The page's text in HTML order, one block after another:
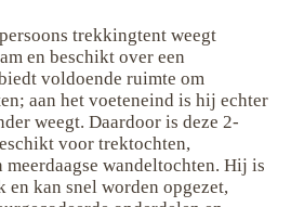
trekkingtent weegt
en beschikt over een
voldoende ruimte om
aan het voeteneind is hij echter
weegt. Daardoor is deze 2-
voor trektochten,
wandeltochten. Hij is
kan snel worden opgezet,